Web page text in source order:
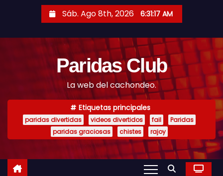
t
Sáb. Ago 8th, 2026 6:31:18 AM
Paridas Club
La web del cachondeo.
Etiquetas principales
paridas divertidas videos divertidos fail
Paridas
paridas graciosas
chistes rajoy